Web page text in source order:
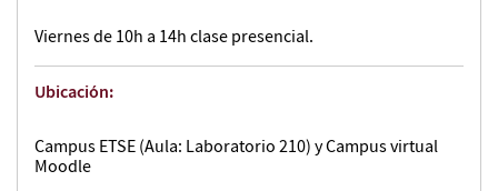
Viernes de 10h a 14h clase presencial.
Ubicación:
Campus ETSE (Aula: Laboratorio 210) y Campus virtual
Moodle